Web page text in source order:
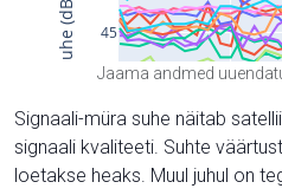
Jaama andmed
Signaali-müra suhe näitab
signaali kvaliteeti. Suhte
loetakse heaks. Muul juhul on